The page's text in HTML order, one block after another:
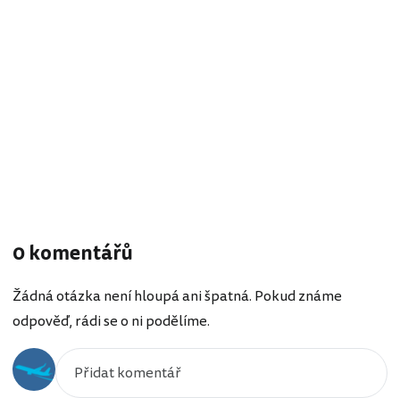
0 komentářů
Žádná otázka není hloupá ani špatná. Pokud známe
odpověď, rádi se o ni podělíme.